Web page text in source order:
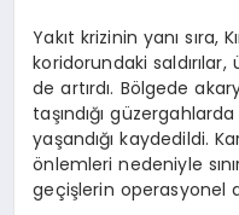
Yakıt krizinin yanı sıra,
koridorundaki
de artırdı. Bölgede
taşındığı
yaşandığı kaydedildi.
önlemleri nedeniyle
geçişlerin operasyonel